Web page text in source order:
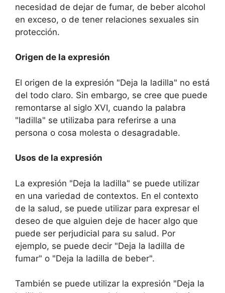
necesidad de dejar de fumar, de beber alcohol
en exceso, o de tener relaciones sexuales sin
protección.
Origen de la expresión
El origen de la expresión "Deja la ladilla" no está
del todo claro. Sin embargo, se cree que puede
remontarse al siglo XVI, cuando la palabra
"ladilla" se utilizaba para referirse a una
persona o cosa molesta o desagradable.
Usos de la expresión
La expresión "Deja la ladilla" se puede utilizar
en una variedad de contextos. En el contexto
de la salud, se puede utilizar para expresar el
deseo de que alguien deje de hacer algo que
puede ser perjudicial para su salud. Por
ejemplo, se puede decir "Deja la ladilla de
fumar" o "Deja la ladilla de beber".
También se puede utilizar la expresión "Deja la